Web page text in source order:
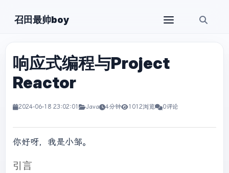
召田最帅boy
响应式编程与Project
Reactor
2024-06-18 23:02:01 Java 4分钟 1012浏览 0评论
你好呀，我是小邹。
引言